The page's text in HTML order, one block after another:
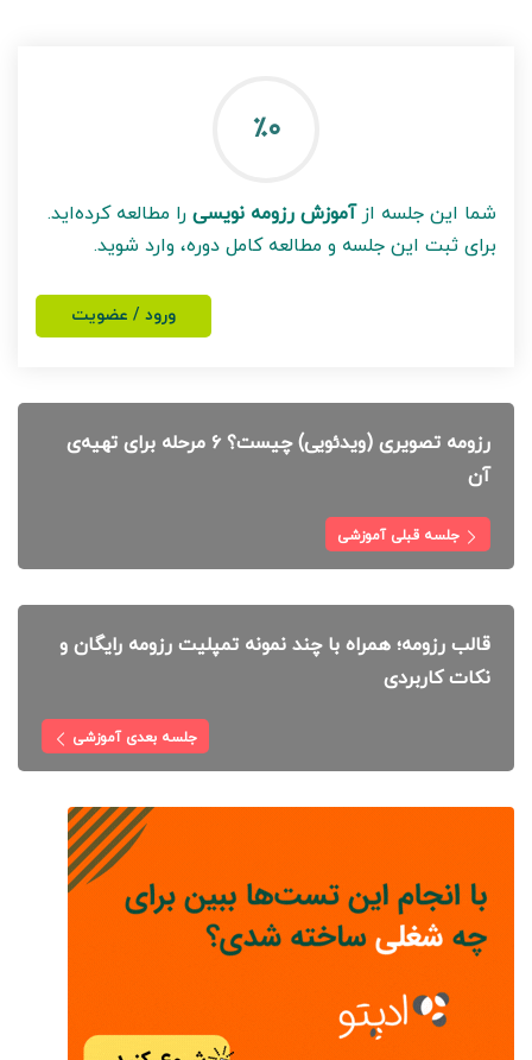
٪۰
شما این جلسه ازآموزش رزومه نویسی را مطالعه کرده‌اید.
برای ثبت این جلسه و مطالعه کامل دوره، وارد شوید.
ورود / عضویت
رزومه تصویری (ویدئویی) چیست؟ ۶ مرحله برای تهیه‌ی
آن
جلسه قبلی آموزشی
قالب رزومه؛ همراه با چند نمونه تمپلیت رزومه رایگان و
نکات کاربردی
جلسه بعدی آموزشی